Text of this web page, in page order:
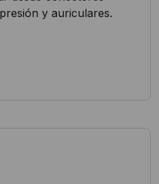
y auriculares.